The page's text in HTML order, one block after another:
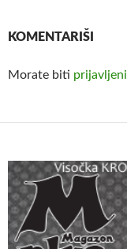
KOMENTARIŠI
Morate biti prijavljeni